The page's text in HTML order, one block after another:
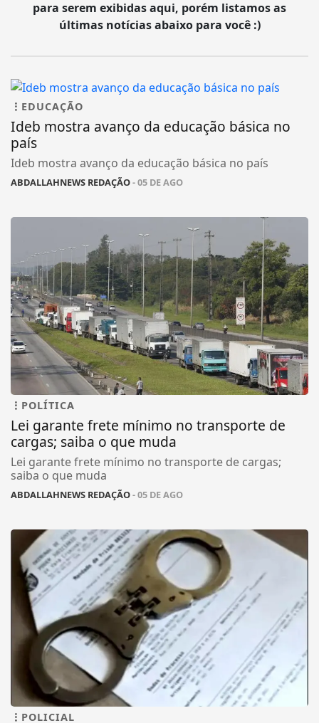
para serem exibidas aqui, porém listamos as
últimas notícias abaixo para você :)
EDUCAÇÃO
Ideb mostra avanço da educação básica no
país
Ideb mostra avanço da educação básica no país
ABDALLAHNEWS REDAÇÃO- 05 DE AGO
POLÍTICA
Lei garante frete mínimo no transporte de
cargas; saiba o que muda
Lei garante frete mínimo no transporte de cargas;
saiba o que muda
ABDALLAHNEWS REDAÇÃO- 05 DE AGO
POLICIAL